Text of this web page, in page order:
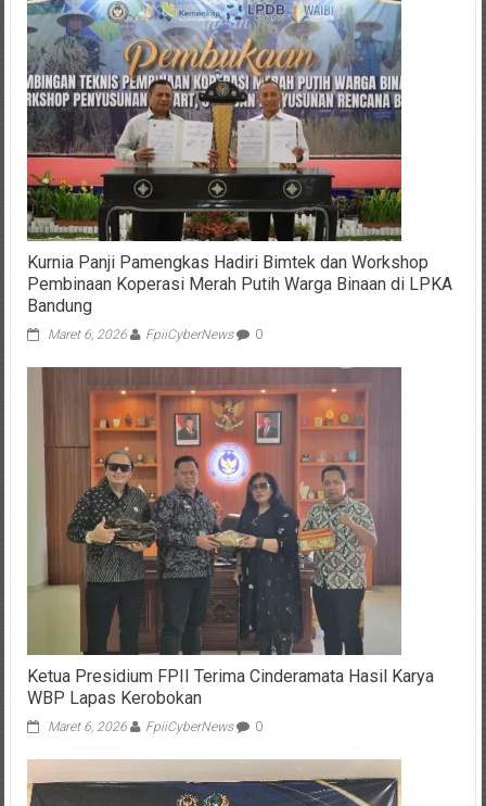
Kurnia Panji Pamengkas Hadiri Bimtek dan Workshop
Pembinaan Koperasi Merah Putih Warga Binaan di LPKA
Bandung
Maret 6, 2026 FpiiCyberNews 0
Ketua Presidium FPII Terima Cinderamata Hasil Karya
WBP Lapas Kerobokan
Maret 6, 2026 FpiiCyberNews 0